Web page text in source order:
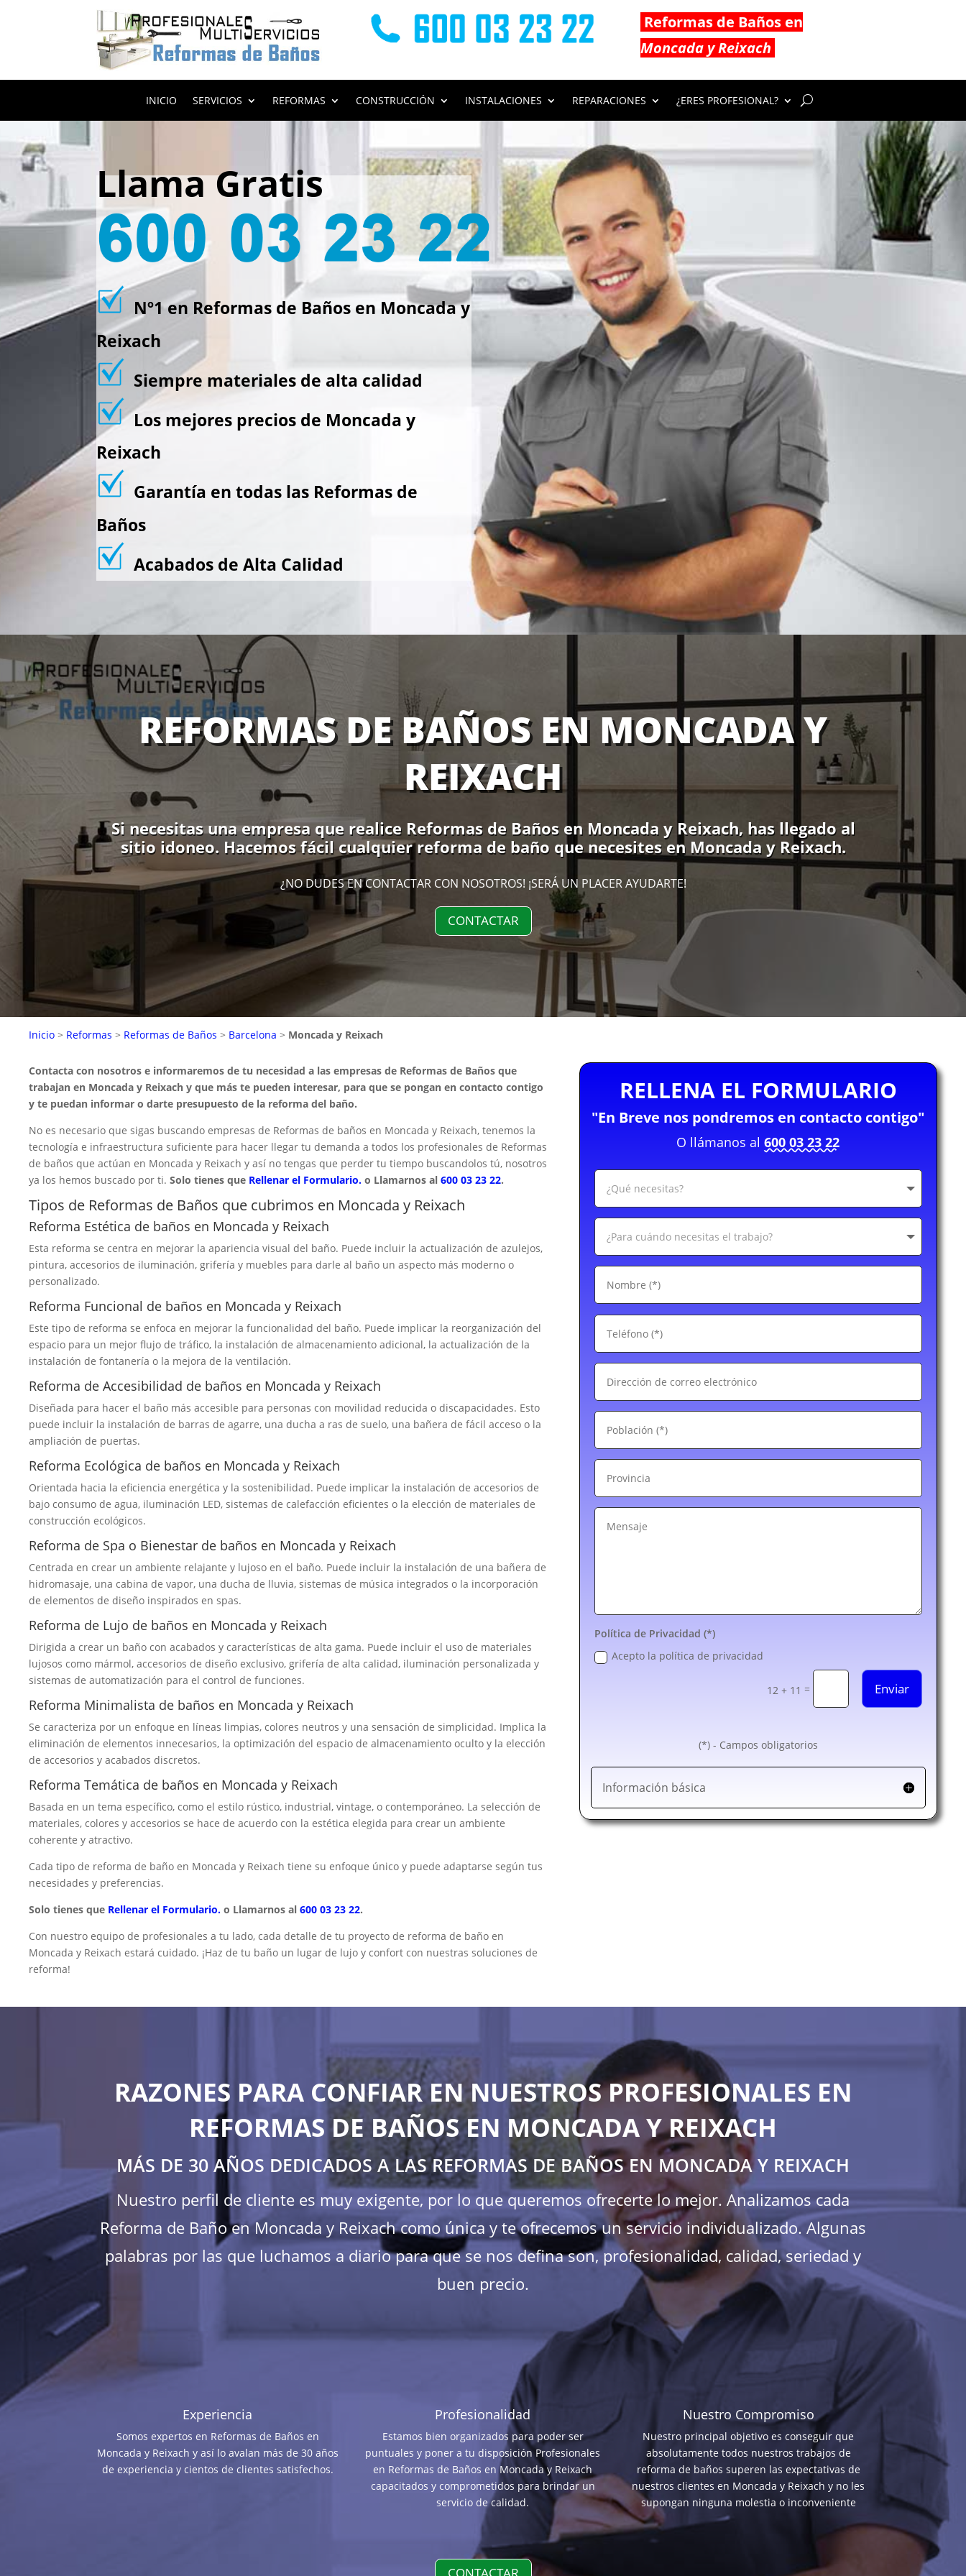
Reformas de Baños en
Moncada y Reixach
INICIO SERVICIOS REFORMAS CONSTRUCCIÓN INSTALACIONES REPARACIONES ¿ERES PROFESIONAL?
Llama Gratis
Nº1 en Reformas de Baños en Moncada y
Reixach
Siempre materiales de alta calidad
Los mejores precios de Moncada y
Reixach
Garantía en todas las Reformas de
Baños
Acabados de Alta Calidad
REFORMAS DE BAÑOS EN MONCADA Y
REIXACH
Si necesitas una empresa que realice Reformas de Baños en Moncada y Reixach, has llegado al
sitio idoneo. Hacemos fácil cualquier reforma de baño que necesites en Moncada y Reixach.
¿NO DUDES EN CONTACTAR CON NOSOTROS! ¡SERÁ UN PLACER AYUDARTE!
CONTACTAR
Inicio > Reformas > Reformas de Baños > Barcelona > Moncada y Reixach
Contacta con nosotros e informaremos de tu necesidad a las empresas de Reformas de Baños que
trabajan en Moncada y Reixach y que más te pueden interesar, para que se pongan en contacto contigo
y te puedan informar o darte presupuesto de la reforma del baño.
No es necesario que sigas buscando empresas de Reformas de baños en Moncada y Reixach, tenemos la
tecnología e infraestructura suficiente para hacer llegar tu demanda a todos los profesionales de Reformas
de baños que actúan en Moncada y Reixach y así no tengas que perder tu tiempo buscandolos tú, nosotros
ya los hemos buscado por ti. Solo tienes que Rellenar el Formulario. o Llamarnos al 600 03 23 22.
Tipos de Reformas de Baños que cubrimos en Moncada y Reixach
Reforma Estética de baños en Moncada y Reixach
Esta reforma se centra en mejorar la apariencia visual del baño. Puede incluir la actualización de azulejos,
pintura, accesorios de iluminación, grifería y muebles para darle al baño un aspecto más moderno o
personalizado.
Reforma Funcional de baños en Moncada y Reixach
Este tipo de reforma se enfoca en mejorar la funcionalidad del baño. Puede implicar la reorganización del
espacio para un mejor flujo de tráfico, la instalación de almacenamiento adicional, la actualización de la
instalación de fontanería o la mejora de la ventilación.
Reforma de Accesibilidad de baños en Moncada y Reixach
Diseñada para hacer el baño más accesible para personas con movilidad reducida o discapacidades. Esto
puede incluir la instalación de barras de agarre, una ducha a ras de suelo, una bañera de fácil acceso o la
ampliación de puertas.
Reforma Ecológica de baños en Moncada y Reixach
Orientada hacia la eficiencia energética y la sostenibilidad. Puede implicar la instalación de accesorios de
bajo consumo de agua, iluminación LED, sistemas de calefacción eficientes o la elección de materiales de
construcción ecológicos.
Reforma de Spa o Bienestar de baños en Moncada y Reixach
Centrada en crear un ambiente relajante y lujoso en el baño. Puede incluir la instalación de una bañera de
hidromasaje, una cabina de vapor, una ducha de lluvia, sistemas de música integrados o la incorporación
de elementos de diseño inspirados en spas.
Reforma de Lujo de baños en Moncada y Reixach
Dirigida a crear un baño con acabados y características de alta gama. Puede incluir el uso de materiales
lujosos como mármol, accesorios de diseño exclusivo, grifería de alta calidad, iluminación personalizada y
sistemas de automatización para el control de funciones.
Reforma Minimalista de baños en Moncada y Reixach
Se caracteriza por un enfoque en líneas limpias, colores neutros y una sensación de simplicidad. Implica la
eliminación de elementos innecesarios, la optimización del espacio de almacenamiento oculto y la elección
de accesorios y acabados discretos.
Reforma Temática de baños en Moncada y Reixach
Basada en un tema específico, como el estilo rústico, industrial, vintage, o contemporáneo. La selección de
materiales, colores y accesorios se hace de acuerdo con la estética elegida para crear un ambiente
coherente y atractivo.
Cada tipo de reforma de baño en Moncada y Reixach tiene su enfoque único y puede adaptarse según tus
necesidades y preferencias.
Solo tienes que Rellenar el Formulario. o Llamarnos al 600 03 23 22.
Con nuestro equipo de profesionales a tu lado, cada detalle de tu proyecto de reforma de baño en
Moncada y Reixach estará cuidado. ¡Haz de tu baño un lugar de lujo y confort con nuestras soluciones de
reforma!
RELLENA EL FORMULARIO
"En Breve nos pondremos en contacto contigo"
O llámanos al600 03 23 22
Política de Privacidad (*)
Acepto la política de privacidad
12 + 11 = Enviar
(*) - Campos obligatorios
Información básica
RAZONES PARA CONFIAR EN NUESTROS PROFESIONALES EN
REFORMAS DE BAÑOS EN MONCADA Y REIXACH
MÁS DE 30 AÑOS DEDICADOS A LAS REFORMAS DE BAÑOS EN MONCADA Y REIXACH
Nuestro perfil de cliente es muy exigente, por lo que queremos ofrecerte lo mejor. Analizamos cada
Reforma de Baño en Moncada y Reixach como única y te ofrecemos un servicio individualizado. Algunas
palabras por las que luchamos a diario para que se nos defina son, profesionalidad, calidad, seriedad y
buen precio.
Experiencia
Somos expertos en Reformas de Baños en
Moncada y Reixach y así lo avalan más de 30 años
de experiencia y cientos de clientes satisfechos.
Profesionalidad
Estamos bien organizados para poder ser
puntuales y poner a tu disposición Profesionales
en Reformas de Baños en Moncada y Reixach
capacitados y comprometidos para brindar un
servicio de calidad.
Nuestro Compromiso
Nuestro principal objetivo es conseguir que
absolutamente todos nuestros trabajos de
reforma de baños superen las expectativas de
nuestros clientes en Moncada y Reixach y no les
supongan ninguna molestia o inconveniente